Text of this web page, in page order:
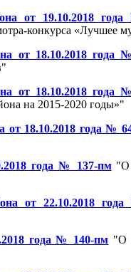
от 19.10.2018
конкурса «Лучшее
от 18.10.2018 года
от 18.10.2018 года
на 2015-2020 годы»"
от 18.10.2018 года №
года № 137-пм"О
от 22.10.2018
года № 140-пм "О